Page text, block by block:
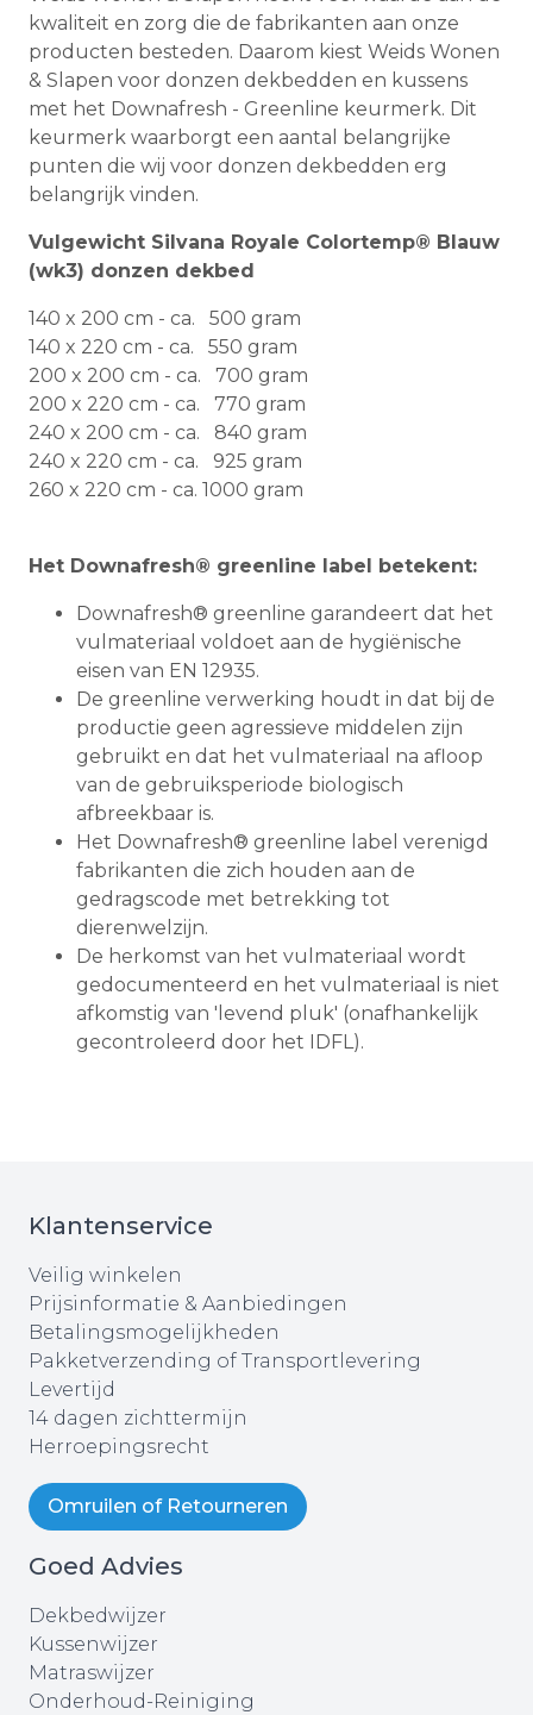
kwaliteit en zorg die de fabrikanten aan onze
producten besteden. Daarom kiest Weids Wonen
& Slapen voor donzen dekbedden en kussens
met het Downafresh - Greenline keurmerk. Dit
keurmerk waarborgt een aantal belangrijke
punten die wij voor donzen dekbedden erg
belangrijk vinden.
Vulgewicht Silvana Royale Colortemp® Blauw
(wk3) donzen dekbed
140 x 200 cm - ca. 500 gram
140 x 220 cm - ca. 550 gram
200 x 200 cm - ca. 700 gram
200 x 220 cm - ca. 770 gram
240 x 200 cm - ca. 840 gram
240 x 220 cm - ca. 925 gram
260 x 220 cm - ca. 1000 gram
Het Downafresh® greenline label betekent:
Downafresh® greenline garandeert dat het
vulmateriaal voldoet aan de hygiënische
eisen van EN 12935.
De greenline verwerking houdt in dat bij de
productie geen agressieve middelen zijn
gebruikt en dat het vulmateriaal na afloop
van de gebruiksperiode biologisch
afbreekbaar is.
Het Downafresh® greenline label verenigd
fabrikanten die zich houden aan de
gedragscode met betrekking tot
dierenwelzijn.
De herkomst van het vulmateriaal wordt
gedocumenteerd en het vulmateriaal is niet
afkomstig van 'levend pluk' (onafhankelijk
gecontroleerd door het IDFL).
Klantenservice
Veilig winkelen
Prijsinformatie & Aanbiedingen
Betalingsmogelijkheden
Pakketverzending of Transportlevering
Levertijd
14 dagen zichttermijn
Herroepingsrecht
Omruilen of Retourneren
Goed Advies
Dekbedwijzer
Kussenwijzer
Matraswijzer
Onderhoud-Reiniging